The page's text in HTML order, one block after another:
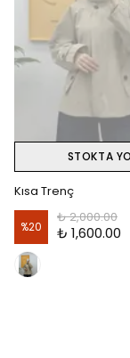
STOKTA
Kısa Trenç
%20
₺ 2,000.00
₺ 1,600.00